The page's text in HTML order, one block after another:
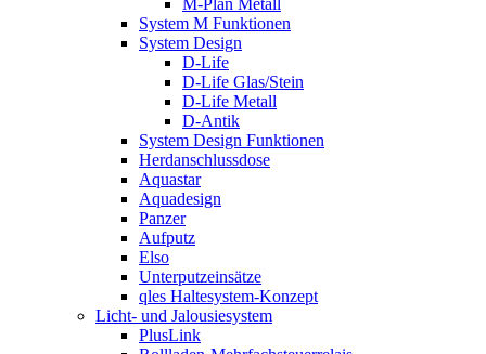
System M Funktionen
System Design
D-Life
D-Life Glas/Stein
D-Life Metall
D-Antik
System Design Funktionen
Herdanschlussdose
Aquastar
Aquadesign
Panzer
Aufputz
Elso
Unterputzeinsätze
qles Haltesystem-Konzept
Licht- und Jalousiesystem
PlusLink